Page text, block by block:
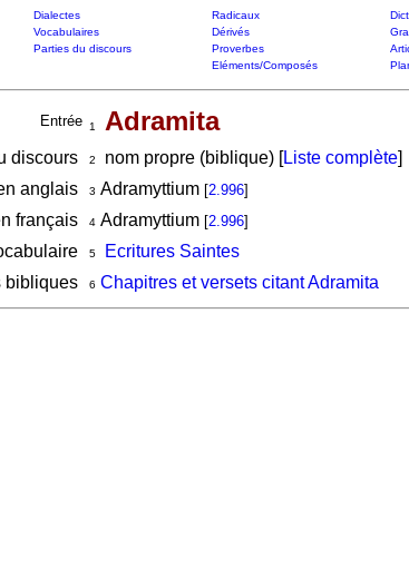
Dialectes Radicaux
Vocabulaires Dérivés
Parties du discours Proverbes
Eléments/Composés
Entrée 1 Adramita
discours 2 nom propre (biblique) [Liste complète]
anglais
3 Adramyttium [2.996]
français 4Adramyttium [2.996]
5
Ecritures Saintes
bibliques
6 Chapitres et versets citant Adramita